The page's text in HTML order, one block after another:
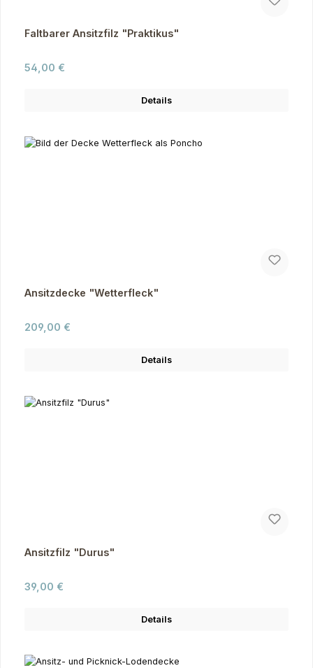
Faltbarer Ansitzfilz "Praktikus"
Regulärer Preis:
54,00 €
Details
Ansitzdecke "Wetterfleck"
Regulärer Preis:
209,00 €
Details
Ansitzfilz "Durus"
Regulärer Preis:
39,00 €
Details